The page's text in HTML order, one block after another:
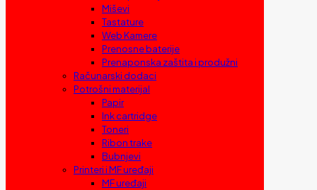
Miševi
Tastature
Web Kamere
Prenosne baterije
Prenaponska zaštita i produžni
Računarski dodaci
Potrošni materijal
Papir
Ink cartridge
Toneri
Ribon trake
Bubnjevi
Printeri i MF uređaji
MF uređaji